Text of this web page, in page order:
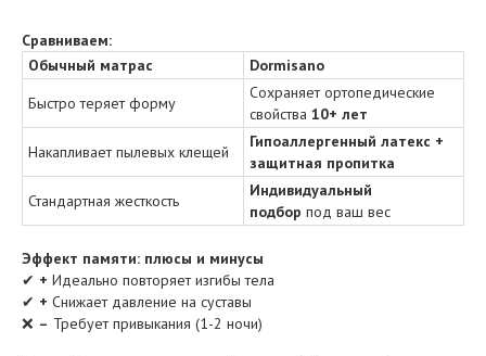
Сравниваем:
Обычный матрас
Dormisano
Быстро теряет форму
Сохраняет ортопедические
свойства 10+ лет
Накапливает пылевых клещей
Гипоаллергенный латекс +
защитная пропитка
Стандартная жесткость
Индивидуальный
подбор под ваш вес
Эффект памяти: плюсы и минусы
✔ + Идеально повторяет изгибы тела
✔ + Снижает давление на суставы
❌ – Требует привыкания (1-2 ночи)